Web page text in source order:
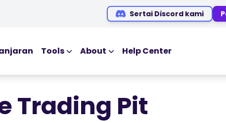
Sertai Discord kami
Tools
Ebooks
About Help Center
Trading Pit